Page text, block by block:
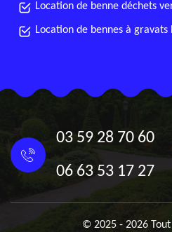
Location de benne déchets
Location de bennes à
03 59 28 70 60
06 63 53 17 27
© 2025 - 2026